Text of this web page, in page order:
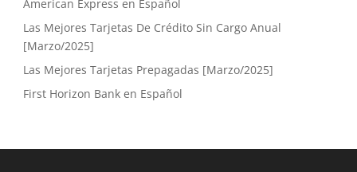
American Express en Español
Las Mejores Tarjetas De Crédito Sin Cargo Anual
[Marzo/2025]
Las Mejores Tarjetas Prepagadas [Marzo/2025]
First Horizon Bank en Español